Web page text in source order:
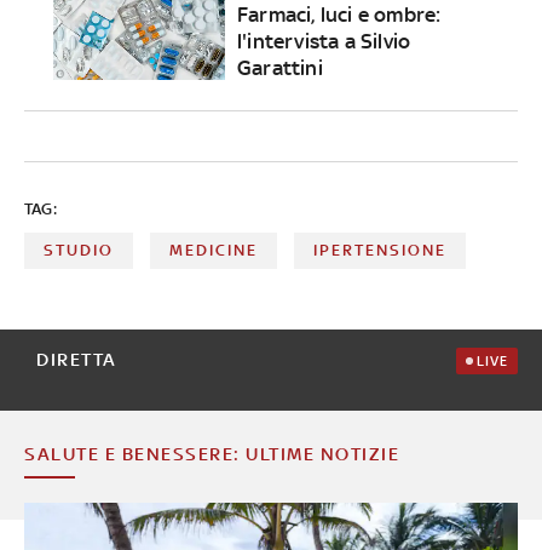
Farmaci, luci e ombre:
l'intervista a Silvio
Garattini
TAG:
STUDIO MEDICINE IPERTENSIONE
DIRETTA LIVE
SALUTE E BENESSERE: ULTIME NOTIZIE